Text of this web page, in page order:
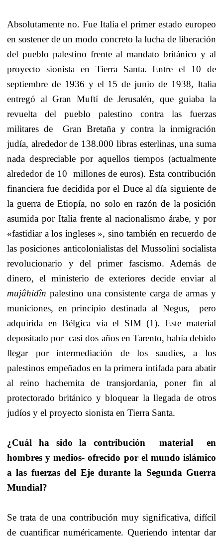
Absolutamente no. Fue Italia el primer estado europeo
en sostener de un modo concreto la lucha de liberación
del pueblo palestino frente al mandato británico y al
proyecto sionista en Tierra Santa. Entre el 10 de
septiembre de 1936 y el 15 de junio de 1938, Italia
entregó al Gran Muftí de Jerusalén, que guiaba la
revuelta del pueblo palestino contra las fuerzas
militares de
Gran Bretaña y contra la inmigración
judía, alrededor de 138.000 libras esterlinas, una suma
nada despreciable por aquellos tiempos (actualmente
alrededor de 10
millones de euros). Esta contribución
financiera fue decidida por el Duce al día siguiente de
la guerra de Etiopía, no solo en razón de la posición
asumida por Italia frente al nacionalismo árabe, y por
«fastidiar a los ingleses », sino también en recuerdo de
las posiciones anticolonialistas del Mussolini socialista
revolucionario y del primer fascismo. Además de
dinero, el ministerio de exteriores decide enviar al
mujâhidîn palestino una consistente carga de armas y
municiones, en principio destinada al Negus,
pero
adquirida en Bélgica vía el SIM (1). Este material
depositado por casi dos años en Tarento, había debido
llegar por intermediación de los saudíes, a los
palestinos empeñados en la primera intifada para abatir
al reino hachemita de transjordania, poner fin al
protectorado británico y bloquear la llegada de otros
judíos y el proyecto sionista en Tierra Santa.
¿Cuál ha sido la contribución
material  en
hombres y medios- ofrecido por el mundo islámico
a las fuerzas del Eje durante la Segunda Guerra
Mundial?
Se trata de una contribución muy significativa, difícil
de cuantificar numéricamente. Queriendo intentar dar